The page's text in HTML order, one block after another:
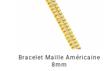
Bracelet Maille Américaine
8mm